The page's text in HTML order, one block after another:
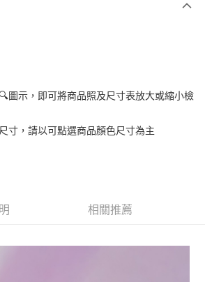
圖示，即可將商品照及尺寸表放大或縮小檢
寸，請以可點選商品顏色尺寸為主
相關推薦